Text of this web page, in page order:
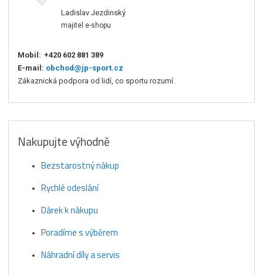
Ladislav Jezdinský
majitel e-shopu
Mobil: +420 602 881 389
E-mail: obchod@jp-sport.cz
Zákaznická podpora od lidí, co sportu rozumí.
Nakupujte výhodně
Bezstarostný nákup
Rychlé odeslání
Dárek k nákupu
Poradíme s výběrem
Náhradní díly a servis